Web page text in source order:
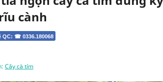
cành
QC: ☎ 0336.180068
Cây cà tím